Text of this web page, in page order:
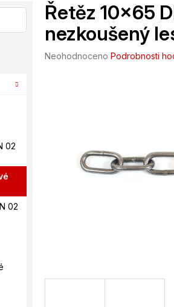
02
02
Řetěz 10x65
nezkoušený
Průměrné
Neohodnoceno Podrobnosti